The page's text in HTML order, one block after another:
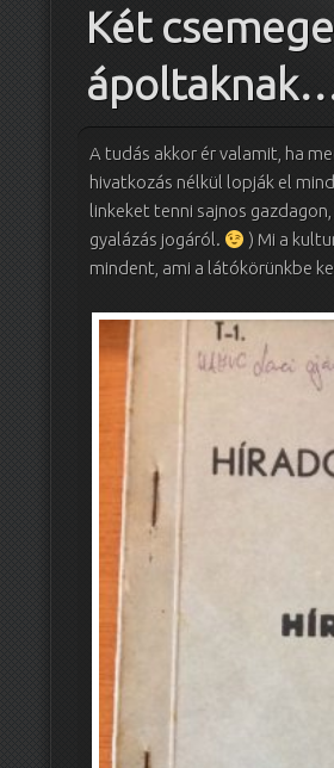
Két csemege
A tudás akkor ér valamit, ha
hivatkozás nélkül lopják el
linkeket tenni sajnos
gyalázás jogáról.
) Mi a
mindent, ami a látókörünkbe